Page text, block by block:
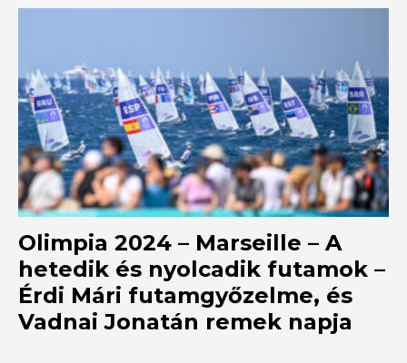
Olimpia 2024 – Marseille – A
hetedik és nyolcadik futamok –
Érdi Mári futamgyőzelme, és
Vadnai Jonatán remek napja